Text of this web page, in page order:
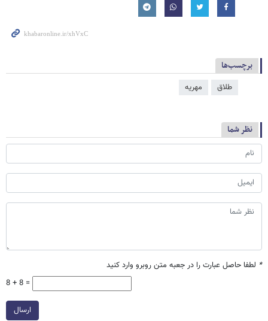
برچسب‌ها
طلاق مهریه
نظر شما
* لطفا حاصل عبارت را در جعبه متن روبرو وارد کنید
8 + 8 =
ارسال